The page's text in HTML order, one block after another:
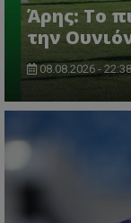
Άρης: Το
την
08.08.2026 - 22:38